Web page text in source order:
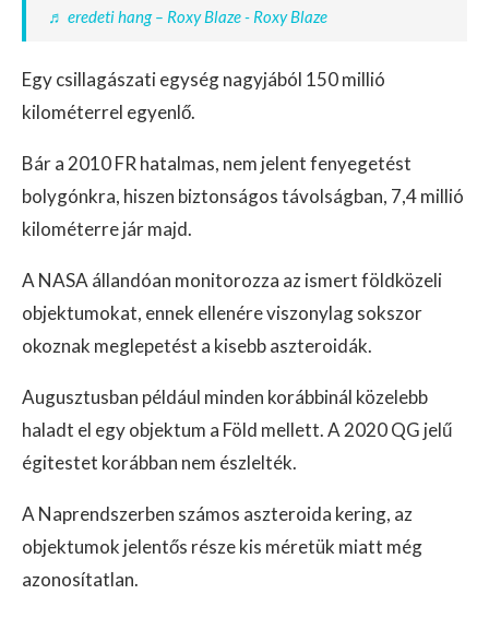
♬ eredeti hang – Roxy Blaze - Roxy Blaze
Egy csillagászati egység nagyjából 150 millió
kilométerrel egyenlő.
Bár a 2010 FR hatalmas, nem jelent fenyegetést
bolygónkra, hiszen biztonságos távolságban, 7,4 millió
kilométerre jár majd.
A NASA állandóan monitorozza az ismert földközeli
objektumokat, ennek ellenére viszonylag sokszor
okoznak meglepetést a kisebb aszteroidák.
Augusztusban például minden korábbinál közelebb
haladt el egy objektum a Föld mellett. A 2020 QG jelű
égitestet korábban nem észlelték.
A Naprendszerben számos aszteroida kering, az
objektumok jelentős része kis méretük miatt még
azonosítatlan.